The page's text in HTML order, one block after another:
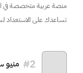
منصة عربية متخصصة في
تساعدك على الاستعداد
#2 منيو